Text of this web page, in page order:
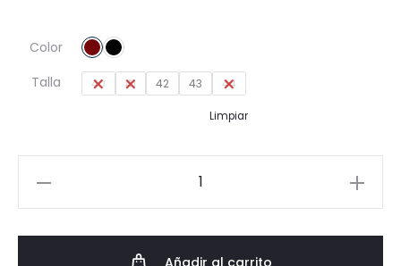
Color
Talla
40 41 42 43 44
Limpiar
Añadir al carrito